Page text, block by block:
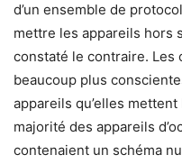
d’un ensemble de
mettre les appareils hors
constaté le contraire. Les
beaucoup plus
appareils qu’elles
majorité des appareils
contenaient un schéma